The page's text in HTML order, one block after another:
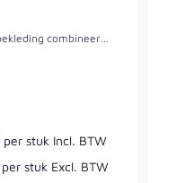
De WEO® 35 gevelbekleding combineert de warme uitstraling van hout met het onderhoudsarme karakter van houtcomposiet. Dankzij het moderne rhombusprofiel ontstaat een strak openlatwerkeffect dat zowel horizontaal als verticaal geplaatst kan worden. De natuurlijke kleurschakeringen en matte afwerking geven iedere gevel een stijlvolle en realistische houtlook, zonder de nadelen van traditioneel hout. Wil je zeker de uitstraling van natuurlijk hout, dan is deze teakkleur een goede keuze met zijn warme, natuurlijke houtkleur. Deze bestaat uit een rijke variatie aan tinten, variërend van goudbruin tot amber. Het heeft een subtiele oranjebruine ondertoon.